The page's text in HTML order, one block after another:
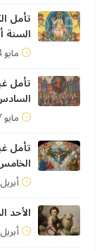
تأمل
السنة أ
مايو 14, 2026
تأمل
مايو 7, 2026
تأمل
أبريل 30, 2026
الأحد
أبريل 23, 2026